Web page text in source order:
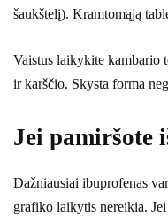
šaukštelį). Kramtomąją
Vaistus laikykite kambario
ir karščio. Skysta forma
Jei pamiršote
Dažniausiai ibuprofenas
grafiko laikytis nereikia.